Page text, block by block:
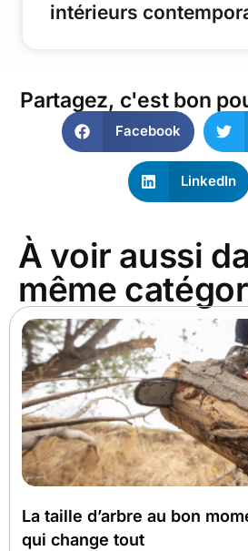
intérieurs
Partagez, c'est bon
Facebook
LinkedIn
À voir aussi
même
La taille d’arbre au bon
qui change tout